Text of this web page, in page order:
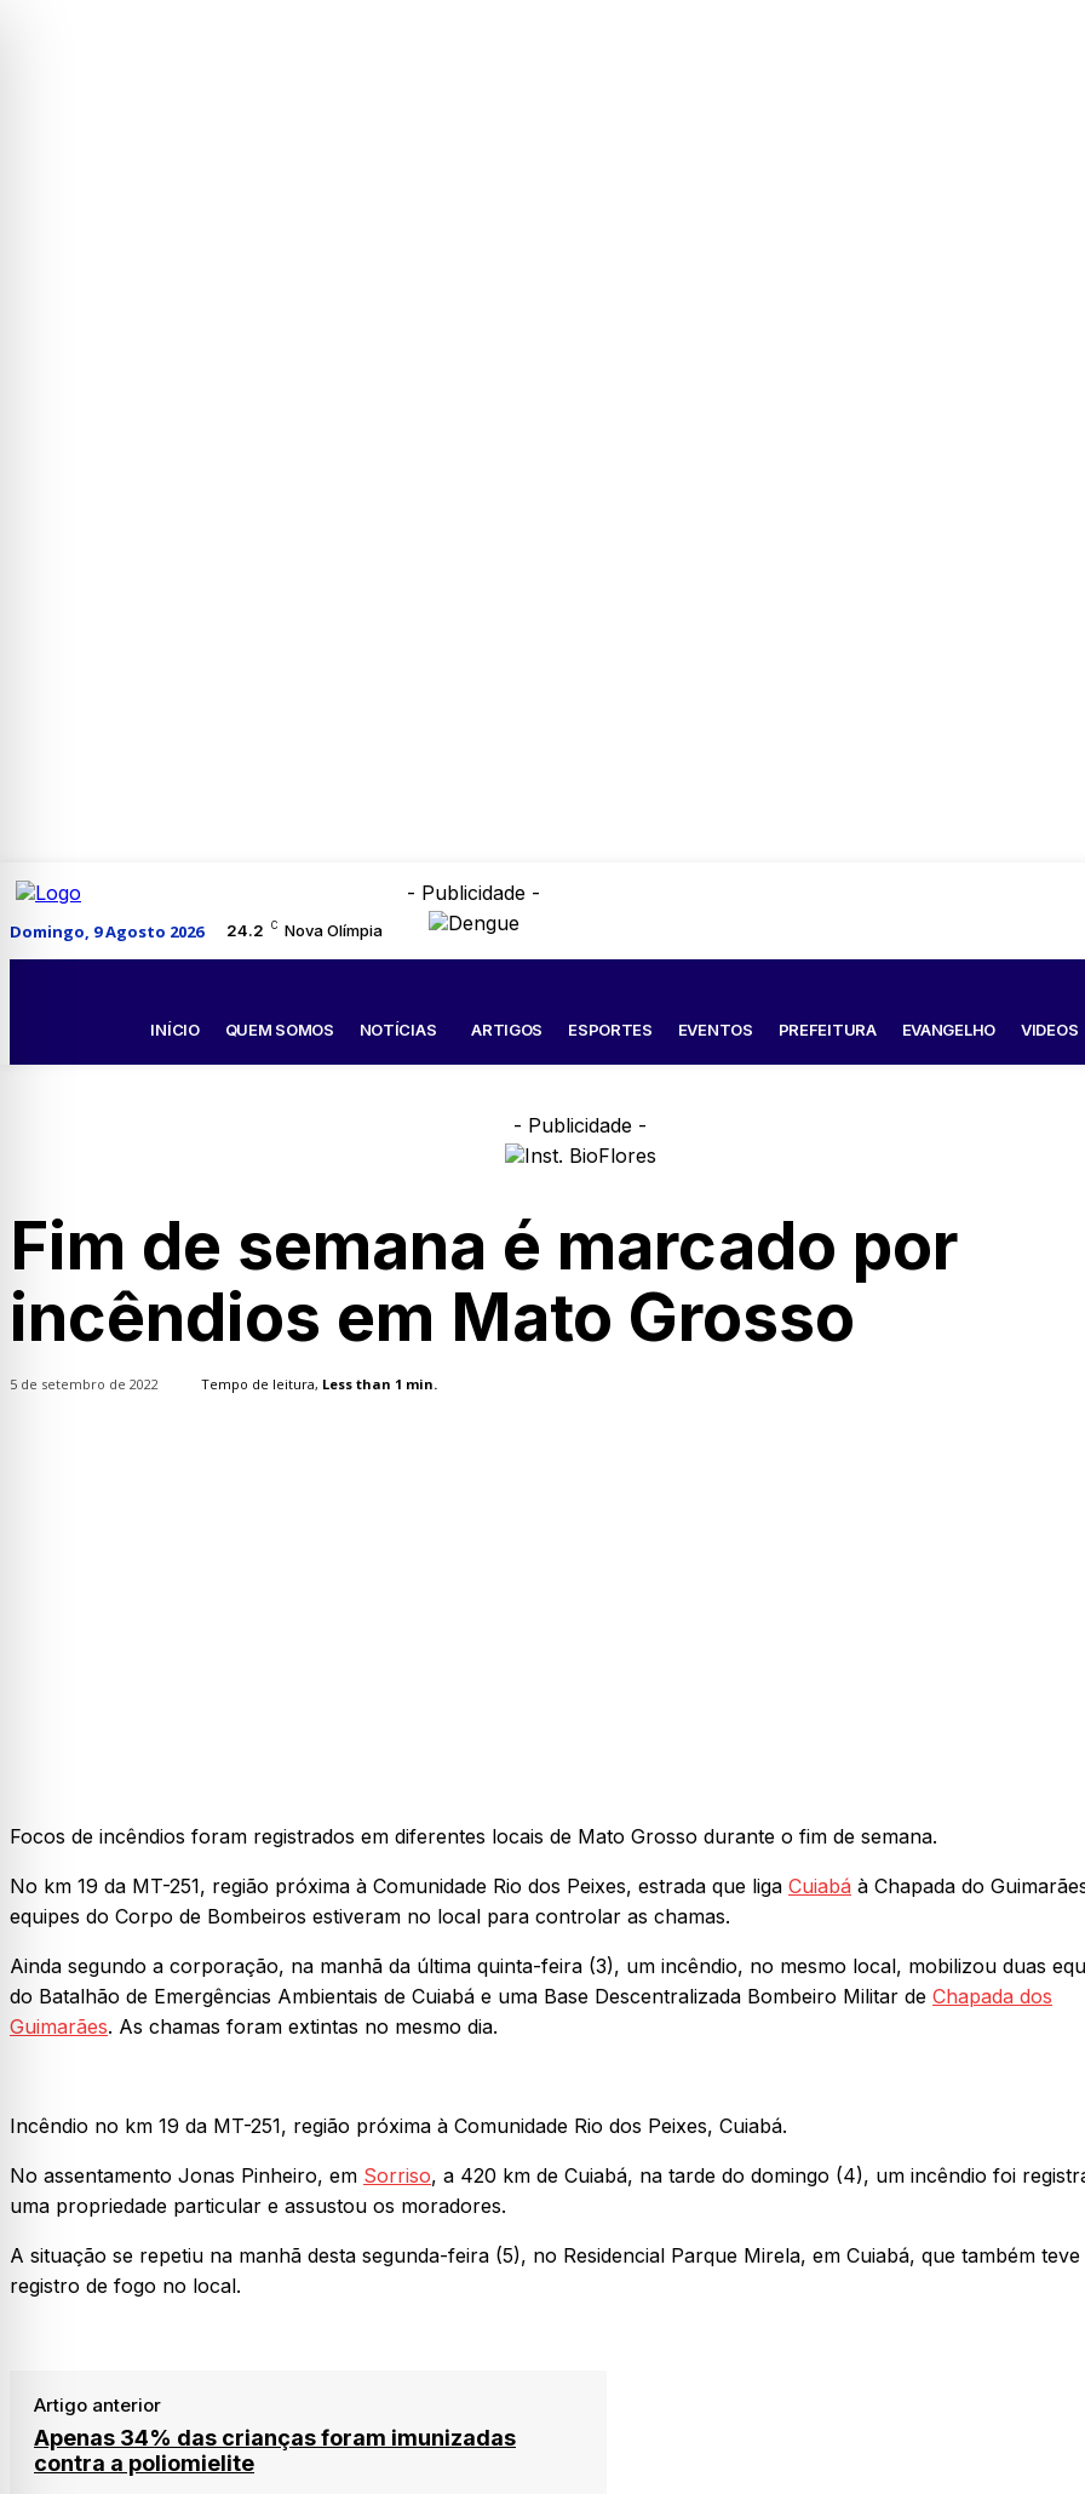
Domingo, 9 Agosto 2026 24.2 C Nova Olímpia
- Publicidade -
INÍCIO QUEM SOMOS NOTÍCIAS ARTIGOS ESPORTES EVENTOS PREFEITURA EVANGELHO VIDEOS
- Publicidade -
Fim de semana é marcado por
incêndios em Mato Grosso
5 de setembro de 2022 Tempo de leitura, Less than 1 min.
Focos de incêndios foram registrados em diferentes locais de Mato Grosso durante o fim de semana.
No km 19 da MT-251, região próxima à Comunidade Rio dos Peixes, estrada que liga Cuiabá à Chapada do
equipes do Corpo de Bombeiros estiveram no local para controlar as chamas.
Ainda segundo a corporação, na manhã da última quinta-feira (3), um incêndio, no mesmo local, mobilizou duas
do Batalhão de Emergências Ambientais de Cuiabá e uma Base Descentralizada Bombeiro Militar de Chapada dos
Guimarães. As chamas foram extintas no mesmo dia.
Incêndio no km 19 da MT-251, região próxima à Comunidade Rio dos Peixes, Cuiabá.
No assentamento Jonas Pinheiro, em Sorriso, a 420 km de Cuiabá, na tarde do domingo (4), um incêndio foi
uma propriedade particular e assustou os moradores.
A situação se repetiu na manhã desta segunda-feira (5), no Residencial Parque Mirela, em Cuiabá, que também teve
registro de fogo no local.
Artigo anterior
Apenas 34% das crianças foram imunizadas
contra a poliomielite